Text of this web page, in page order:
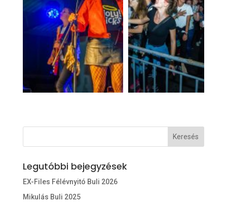
Legutóbbi bejegyzések
EX-Files Félévnyitó Buli 2026
Mikulás Buli 2025